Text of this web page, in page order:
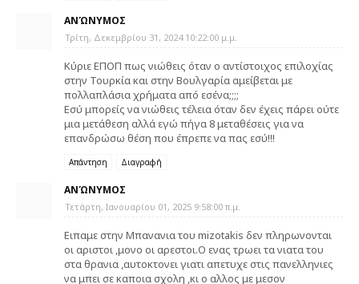
ΑΝΏΝΥΜΟΣ
Τρίτη, Δεκεμβρίου 31, 2024 10:22:00 μ.μ.
Κύριε ΕΠΟΠ πως νιώθεις όταν ο αντίστοιχος επιλοχίας
στην Τουρκία και στην Βουλγαρία αμείβεται με
πολλαπλάσια χρήματα από εσένα;;;;
Εσύ μπορείς να νιώθεις τέλεια όταν δεν έχεις πάρει ούτε
μια μετάθεση αλλά εγώ πήγα 8 μεταθέσεις για να
επανδρώσω θέση που έπρεπε να πας εσύ!!!
Απάντηση Διαγραφή
ΑΝΏΝΥΜΟΣ
Τετάρτη, Ιανουαρίου 01, 2025 9:58:00 π.μ.
Ειπαμε στην Μπανανια του mizotakis δεν πληρωνονται
οι αριστοι ,μονο οι αρεστοι.Ο ενας τρωει τα νιατα του
στα θρανια ,αυτοκτονει γιατι απετυχε στις πανελληνιες
να μπει σε καποια σχολη ,κι ο αλλος με μεσον